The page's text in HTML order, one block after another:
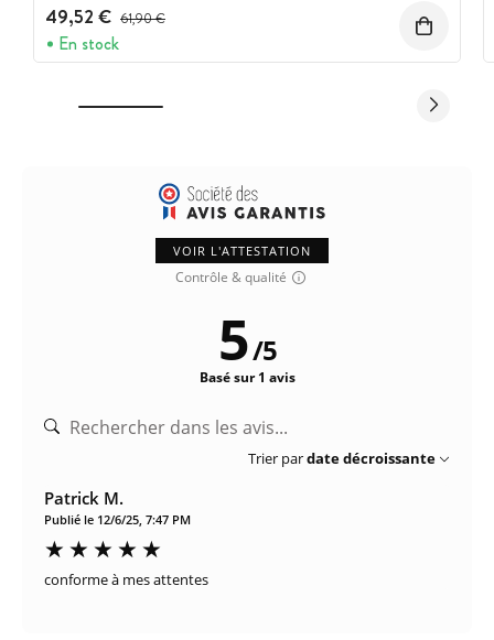
49,52 € Prix avant réduction :
61,90 €
En stock
VOIR L'ATTESTATION
Contrôle & qualité
5/5
Basé sur 1 avis
Trier pardate décroissante
Patrick M.
Publié le 12/6/25, 7:47 PM
conforme à mes attentes